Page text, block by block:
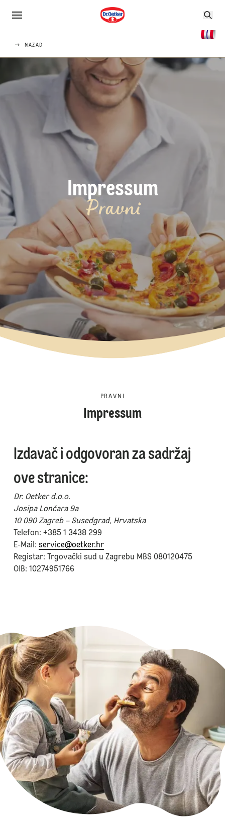
NAZAD
Impressum
Pravni
PRAVNI
Impressum
Izdavač i odgovoran za sadržaj
ove stranice:
Dr. Oetker d.o.o.
Josipa Lončara 9a
10 090 Zagreb – Susedgrad, Hrvatska
Telefon: +385 1 3438 299
E-Mail: service@oetker.hr
Registar: Trgovački sud u Zagrebu MBS 080120475
OIB: 10274951766